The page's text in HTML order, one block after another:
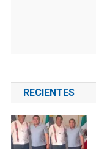
RECIENTES